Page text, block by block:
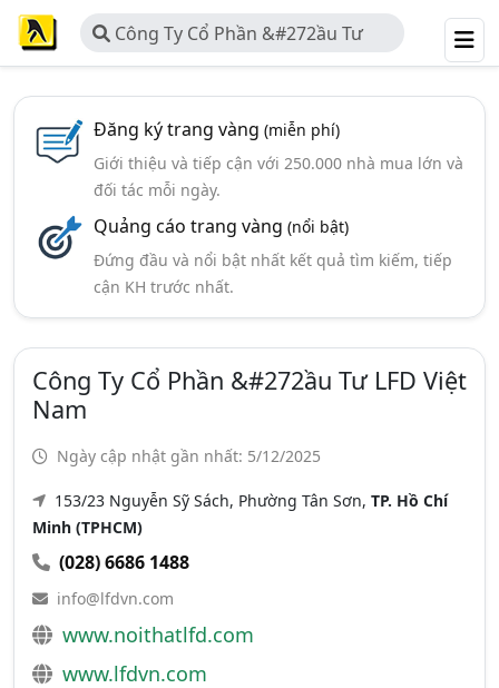
Công Ty Cổ Phần &#272ầu Tư
LFD Việt Nam
Đăng ký trang vàng (miễn phí)
Giới thiệu và tiếp cận với 250.000 nhà mua lớn và
đối tác mỗi ngày.
Quảng cáo trang vàng (nổi bật)
Đứng đầu và nổi bật nhất kết quả tìm kiếm, tiếp
cận KH trước nhất.
Công Ty Cổ Phần &#272ầu Tư LFD Việt
Nam
Ngày cập nhật gần nhất: 5/12/2025
153/23 Nguyễn Sỹ Sách, Phường Tân Sơn, TP. Hồ Chí
Minh (TPHCM)
(028) 6686 1488
info@lfdvn.com
www.noithatlfd.com
www.lfdvn.com